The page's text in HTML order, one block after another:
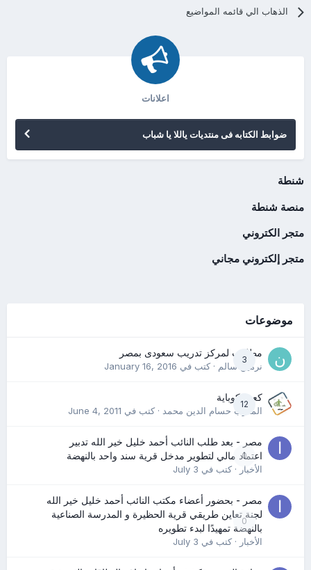
الذهاب الي قائمه المواضيع
اعلانات
ضوابط الكتابه فى منتديات ياللا يا شباب
شنطة
منصة شنطة
متجر الكتروني
متجر إلكتروني مجاني
موضوعات
3
مطلوب لمركز تدريب سعودى بمصر
نرمين سالم· كتب في January 16, 2016
12
كعب كوباية
المدرب حسام الدين محمد· كتب في June 4, 2011
0
مصر - بعد طلب النائب أحمد خليل خير الله تدبير
اعتماد مالي لتطوير مدخل قرية سند واحد بالنهضة
الأخبار· كتب في July 3
0
مصر - بحضور أعضاء مكتب النائب أحمد خليل خير الله
لجنة تعاين طريقي قرية الحظيرة و المدرسة الصناعية
بالنهضة تمهيدًا لبدء تطويره
الأخبار· كتب في July 3